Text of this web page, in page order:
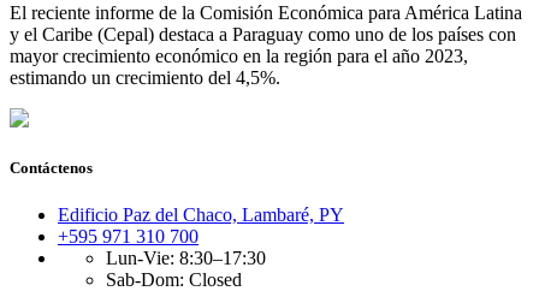
El reciente informe de la Comisión Económica para América Latina
y el Caribe (Cepal) destaca a Paraguay como uno de los países con
mayor crecimiento económico en la región para el año 2023,
estimando un crecimiento del 4,5%.
Contáctenos
Edificio Paz del Chaco, Lambaré, PY
+595 971 310 700
Lun-Vie: 8:30–17:30
Sab-Dom: Closed